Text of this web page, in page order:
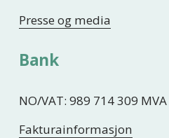
Presse og media
Bank
NO/VAT: 989 714 309 MVA
Fakturainformasjon